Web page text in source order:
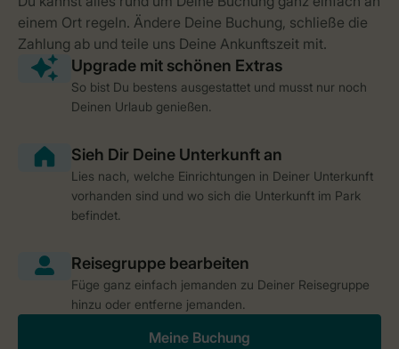
So bist Du bestens ausgestattet und musst nur noch
Deinen Urlaub genießen.
Lies nach, welche Einrichtungen in Deiner Unterkunft
vorhanden sind und wo sich die Unterkunft im Park
befindet.
Füge ganz einfach jemanden zu Deiner Reisegruppe
hinzu oder entferne jemanden.
Meine Buchung